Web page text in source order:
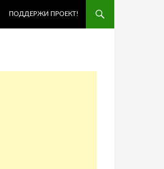
ПОДДЕРЖИ ПРОЕКТ!